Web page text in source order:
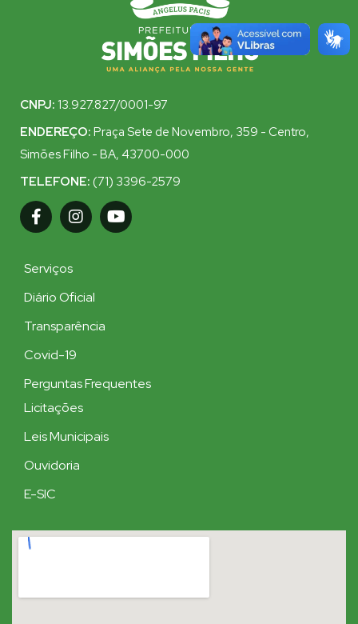
CNPJ: 13.927.827/0001-97
ENDEREÇO: Praça Sete de Novembro, 359 - Centro,
Simões Filho - BA, 43700-000
TELEFONE: (71) 3396-2579
Serviços
Diário Oficial
Transparência
Covid-19
Perguntas Frequentes
Licitações
Leis Municipais
Ouvidoria
E-SIC